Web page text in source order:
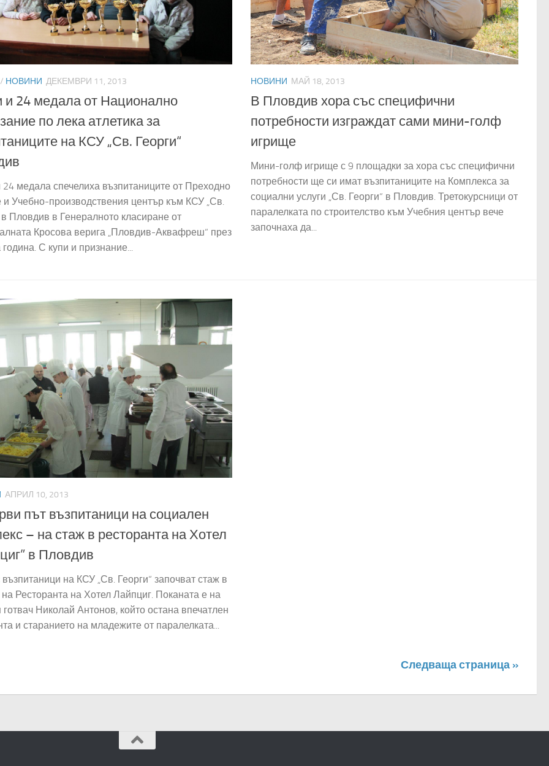
НОВИНИ ДЕКЕМВРИ 11, 2013
и 24 медала от Национално
по лека атлетика за
на КСУ „Св. Георги“
24 медала спечелиха възпитаниците от Преходно
Учебно-производствения център към КСУ „Св.
в Пловдив в Генералното класиране от
Кросова верига „Пловдив-Аквафреш“ през
С купи и признание...
НОВИНИ МАЙ 18, 2013
В Пловдив хора със специфични
потребности изграждат сами мини-голф
игрище
Мини-голф игрище с 9 площадки за хора със специфични
потребности ще си имат възпитаниците на Комплекса за
социални услуги „Св. Георги“ в Пловдив. Третокурсници от
паралелката по строителство към Учебния център вече
започнаха да...
АПРИЛ 10, 2013
път възпитаници на социален
– на стаж в ресторанта на Хотел
в Пловдив
на КСУ „Св. Георги“ започват стаж в
на Ресторанта на Хотел Лайпциг. Поканата е на
готвач Николай Антонов, който остана впечатлен
и старанието на младежите от паралелката...
Следваща страница »